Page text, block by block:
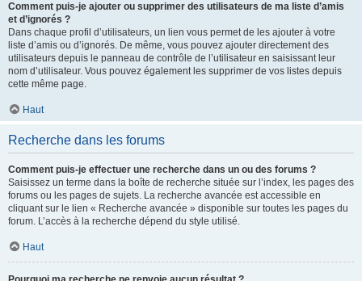
Comment puis-je ajouter ou supprimer des utilisateurs de ma liste d’amis
et d’ignorés ?
Dans chaque profil d’utilisateurs, un lien vous permet de les ajouter à votre
liste d’amis ou d’ignorés. De même, vous pouvez ajouter directement des
utilisateurs depuis le panneau de contrôle de l’utilisateur en saisissant leur
nom d’utilisateur. Vous pouvez également les supprimer de vos listes depuis
cette même page.
Haut
Recherche dans les forums
Comment puis-je effectuer une recherche dans un ou des forums ?
Saisissez un terme dans la boîte de recherche située sur l’index, les pages des
forums ou les pages de sujets. La recherche avancée est accessible en
cliquant sur le lien « Recherche avancée » disponible sur toutes les pages du
forum. L’accès à la recherche dépend du style utilisé.
Haut